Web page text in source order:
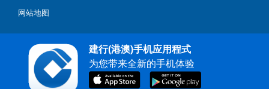
网站地图
建行(港澳)手机应用程式
为您带来全新的手机体验